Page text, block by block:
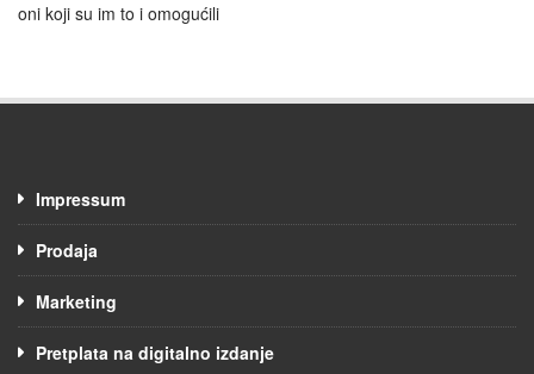
oni koji su im to i omogućili
Impressum
Prodaja
Marketing
Pretplata na digitalno izdanje